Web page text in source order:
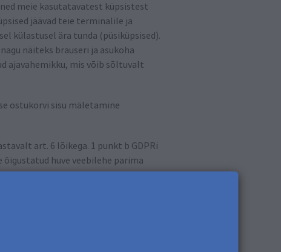
meie kasutatavatest küpsistest
jäävad teie terminalile ja
külastusel ära tunda (püsiküpsised).
näiteks brauseri ja asukoha
ajavahemikku, mis võib sõltuvalt
ostukorvi sisu mäletamine
art. 6 lõikega. 1 punkt b GDPRi
huve veebilehe parima
Selleks salvestatakse meie
Kui me töötame koos eespool
ja kogutud teabe ulatusest igal